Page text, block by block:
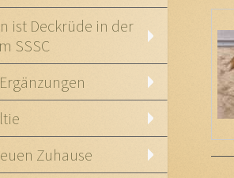
ist Deckrüde in der
SSSC
Zuhause